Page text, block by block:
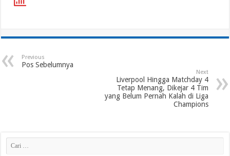
Previous
Pos Sebelumnya
Next
Liverpool Hingga Matchday 4
Tetap Menang, Dikejar 4 Tim
yang Belum Pernah Kalah di Liga
Champions